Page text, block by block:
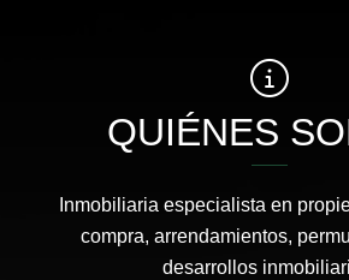
QUIÉNES
Inmobiliaria especialista en
compra, arrendamientos,
desarrollos